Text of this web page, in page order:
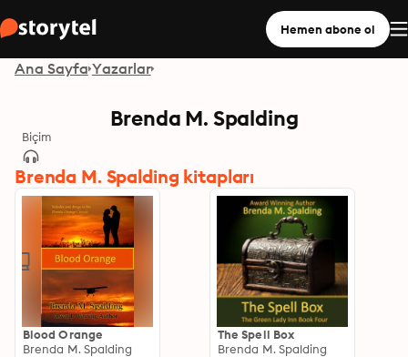
Hemen abone ol
Ana Sayfa Yazarlar
Brenda M. Spalding
Biçim
Brenda M. Spalding kitapları
Blood Orange
Brenda M. Spalding
The Spell Box
Brenda M. Spalding